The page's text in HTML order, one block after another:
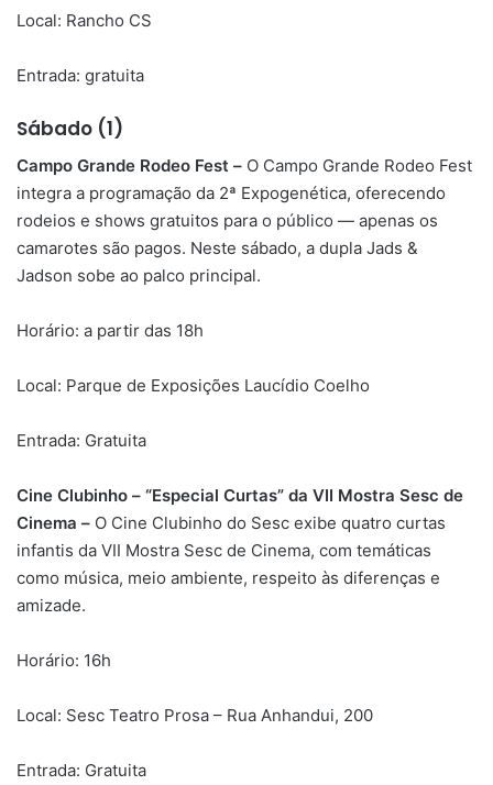
Local: Rancho CS
Entrada: gratuita
Sábado (1)
Campo Grande Rodeo Fest – O Campo Grande Rodeo Fest
integra a programação da 2ª Expogenética, oferecendo
rodeios e shows gratuitos para o público — apenas os
camarotes são pagos. Neste sábado, a dupla Jads &
Jadson sobe ao palco principal.
Horário: a partir das 18h
Local: Parque de Exposições Laucídio Coelho
Entrada: Gratuita
Cine Clubinho – “Especial Curtas” da VII Mostra Sesc de
Cinema – O Cine Clubinho do Sesc exibe quatro curtas
infantis da VII Mostra Sesc de Cinema, com temáticas
como música, meio ambiente, respeito às diferenças e
amizade.
Horário: 16h
Local: Sesc Teatro Prosa – Rua Anhandui, 200
Entrada: Gratuita